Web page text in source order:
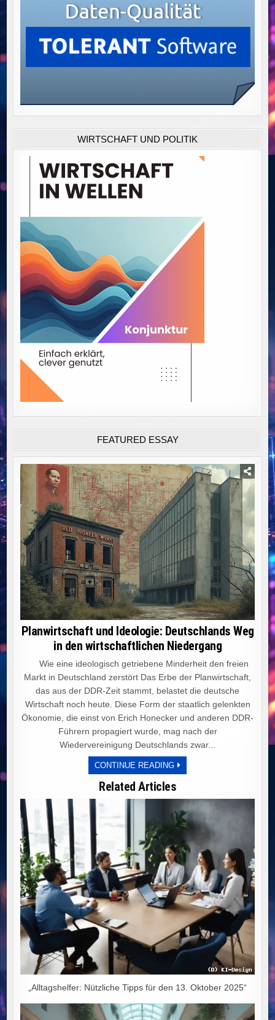
WIRTSCHAFT UND POLITIK
FEATURED ESSAY
Planwirtschaft und Ideologie: Deutschlands Weg
in den wirtschaftlichen Niedergang
Wie eine ideologisch getriebene Minderheit den freien
Markt in Deutschland zerstört Das Erbe der Planwirtschaft,
das aus der DDR-Zeit stammt, belastet die deutsche
Wirtschaft noch heute. Diese Form der staatlich gelenkten
Ökonomie, die einst von Erich Honecker und anderen DDR-
Führern propagiert wurde, mag nach der
Wiedervereinigung Deutschlands zwar...
CONTINUE READINGPLANWIRTSCHAFT
UND
DEUTSCHLANDS
WEG
DEN
WIRTSCHAFTLICHEN
NIEDERGANG
Related Articles
„Alltagshelfer: Nützliche Tipps für den 13. Oktober 2025“